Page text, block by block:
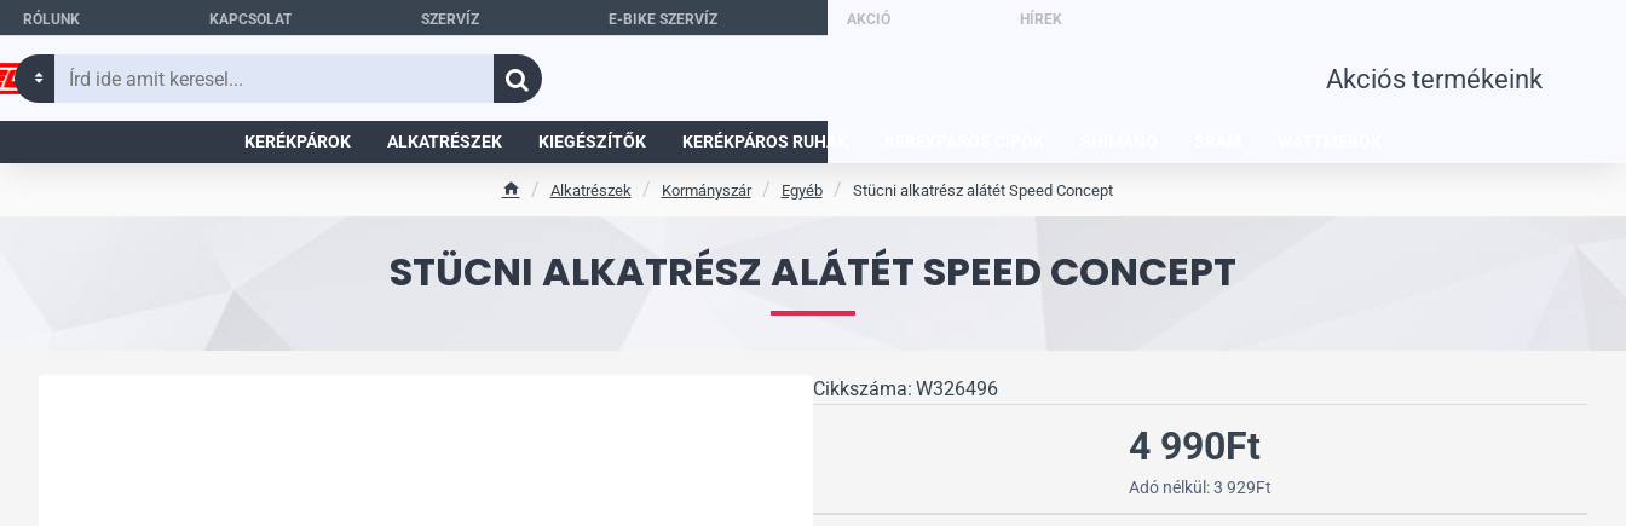
RÓLUNK KAPCSOLAT SZERVÍZ E-BIKE SZERVÍZ AKCIÓ HÍREK
Írd
Akciós termékeink
KERÉKPÁROK ALKATRÉSZEK KIEGÉSZÍTŐK KERÉKPÁROS RUHÁK
STÜCNI ALKATRÉSZ ALÁTÉT SPEED CONCEPT
e
Alkatrészek Kormányszár Egyéb Stücni alkatrész alátét Speed Concept
Cikkszáma: W326496
4 990Ft
Adó nélkül: 3 929Ft